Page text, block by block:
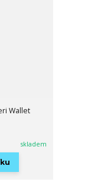
Wallet
skladem